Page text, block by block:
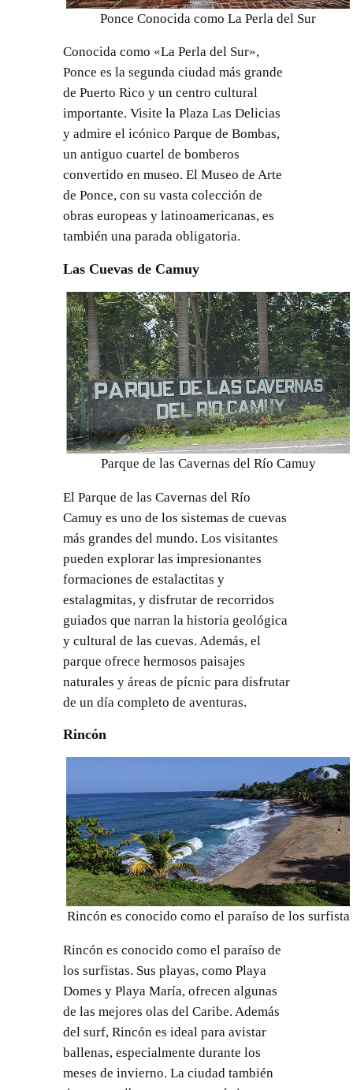
Ponce Conocida como La Perla del Sur
Conocida como «La Perla del Sur»,
Ponce es la segunda ciudad más grande
de Puerto Rico y un centro cultural
importante. Visite la Plaza Las Delicias
y admire el icónico Parque de Bombas,
un antiguo cuartel de bomberos
convertido en museo. El Museo de Arte
de Ponce, con su vasta colección de
obras europeas y latinoamericanas, es
también una parada obligatoria.
Las Cuevas de Camuy
Parque de las Cavernas del Río Camuy
El Parque de las Cavernas del Río
Camuy es uno de los sistemas de cuevas
más grandes del mundo. Los visitantes
pueden explorar las impresionantes
formaciones de estalactitas y
estalagmitas, y disfrutar de recorridos
guiados que narran la historia geológica
y cultural de las cuevas. Además, el
parque ofrece hermosos paisajes
naturales y áreas de pícnic para disfrutar
de un día completo de aventuras.
Rincón
Rincón es conocido como el paraíso de los surfista
Rincón es conocido como el paraíso de
los surfistas. Sus playas, como Playa
Domes y Playa María, ofrecen algunas
de las mejores olas del Caribe. Además
del surf, Rincón es ideal para avistar
ballenas, especialmente durante los
meses de invierno. La ciudad también